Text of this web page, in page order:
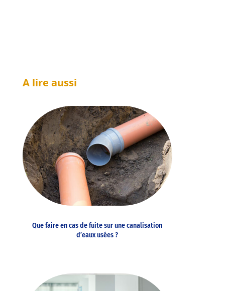
A lire aussi
Que faire en cas de fuite sur une canalisation
d’eaux usées ?